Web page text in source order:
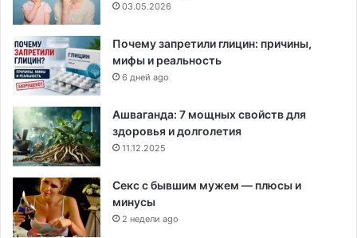
03.05.2026
Почему запретили глицин: причины,
мифы и реальность
6 дней ago
Ашваганда: 7 мощных свойств для
здоровья и долголетия
11.12.2025
Секс с бывшим мужем — плюсы и
минусы
2 недели ago